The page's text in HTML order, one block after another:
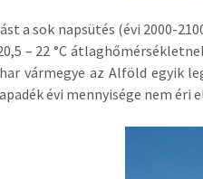
a sok napsütés (évi 2000-
– 22 °C
vármegye az Alföld egyik
évi mennyisége nem éri